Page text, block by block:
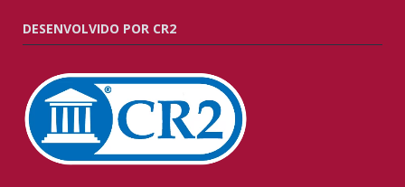
DESENVOLVIDO POR CR2